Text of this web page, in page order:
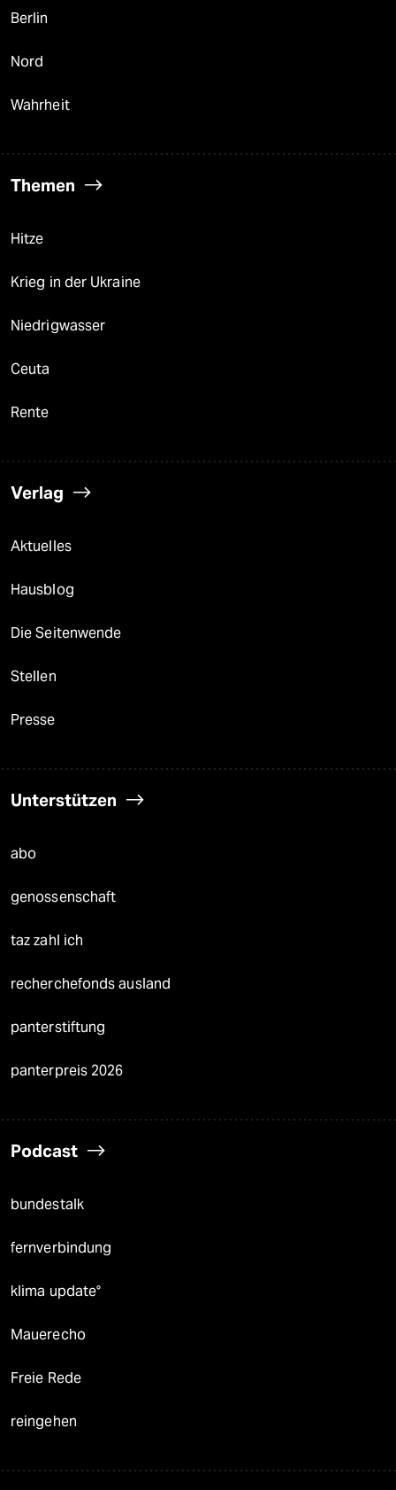
Berlin
Nord
Wahrheit
Themen
Hitze
Krieg in der Ukraine
Niedrigwasser
Ceuta
Rente
Verlag
Aktuelles
Hausblog
Die Seitenwende
Stellen
Presse
Unterstützen
abo
genossenschaft
taz zahl ich
recherchefonds ausland
panterstiftung
panterpreis 2026
Podcast
bundestalk
fernverbindung
klima update°
Mauerecho
Freie Rede
reingehen